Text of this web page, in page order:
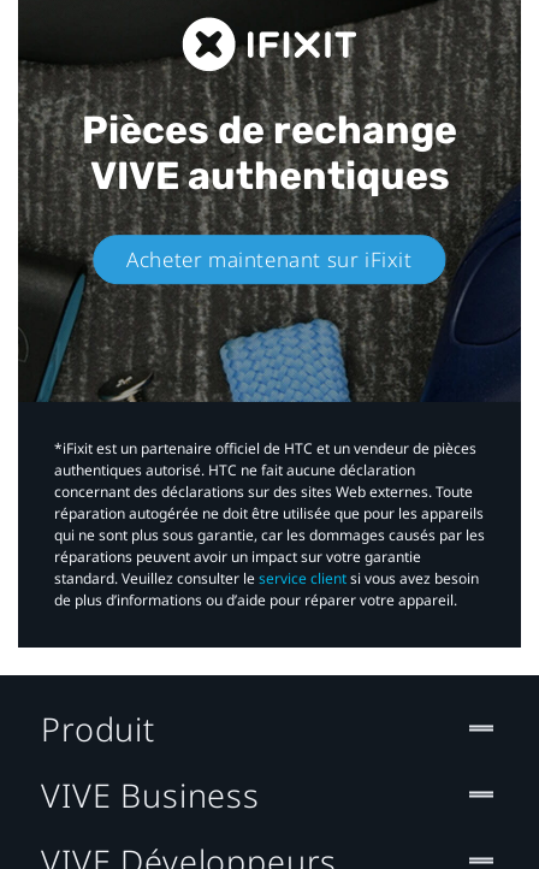
Pièces de rechange
VIVE authentiques​
Acheter maintenant sur iFixit​
*iFixit est un partenaire officiel de HTC et un vendeur de pièces
authentiques autorisé. HTC ne fait aucune déclaration
concernant des déclarations sur des sites Web externes. Toute
réparation autogérée ne doit être utilisée que pour les appareils
qui ne sont plus sous garantie, car les dommages causés par les
réparations peuvent avoir un impact sur votre garantie
standard. Veuillez consulter leservice clientsi vous avez besoin
de plus d’informations ou d’aide pour réparer votre appareil.​
Produit
VIVE Business